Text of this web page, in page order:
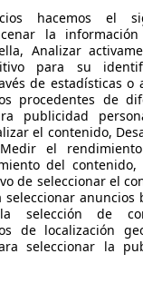
hacemos el
la
Analizar
para su
de estadísticas o
procedentes de
publicidad
el contenido,
el
del contenido,
de seleccionar el
anuncios
selección de
de localización
seleccionar la
hay que saber
que la
simple
la sustitución. En
sin lo cual no
se sufre
aunque